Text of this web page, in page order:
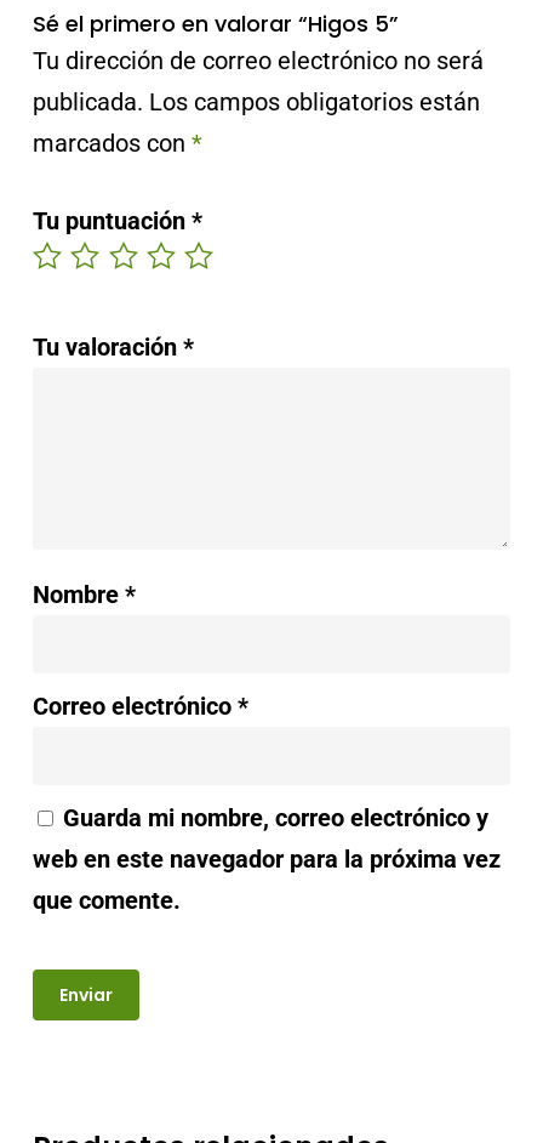
Sé el primero en valorar “Higos 5”
Tu dirección de correo electrónico no será
publicada. Los campos obligatorios están
marcados con *
Tu puntuación *
Tu valoración *
Nombre *
Correo electrónico *
Guarda mi nombre, correo electrónico y
web en este navegador para la próxima vez
que comente.